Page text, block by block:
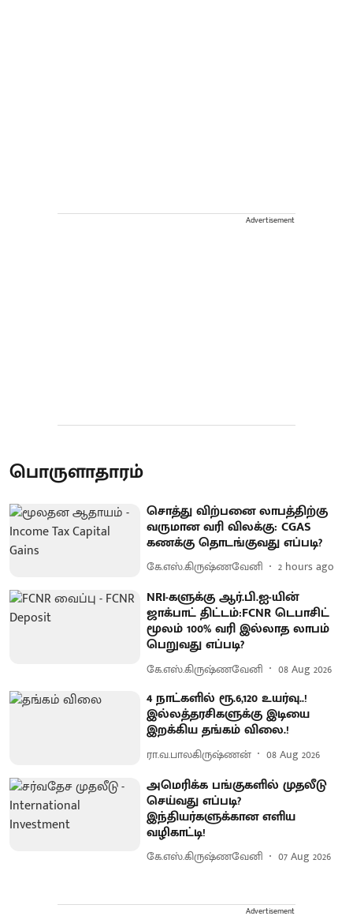
Advertisement
பொருளாதாரம்
சொத்து விற்பனை லாபத்திற்கு
வருமான வரி விலக்கு: CGAS
கணக்கு தொடங்குவது எப்படி?
கே.எஸ்.கிருஷ்ணவேனி 2 hours ago
NRI-களுக்கு ஆர்.பி.ஐ-யின்
ஜாக்பாட் திட்டம்:FCNR டெபாசிட்
மூலம் 100% வரி இல்லாத லாபம்
பெறுவது எப்படி?
கே.எஸ்.கிருஷ்ணவேனி 08 Aug 2026
4 நாட்களில் ரூ.6,120 உயர்வு..!
இல்லத்தரசிகளுக்கு இடியை
இறக்கிய தங்கம் விலை.!
ரா.வ.பாலகிருஷ்ணன் 08 Aug 2026
அமெரிக்க பங்குகளில் முதலீடு
செய்வது எப்படி?
இந்தியர்களுக்கான எளிய
வழிகாட்டி!
கே.எஸ்.கிருஷ்ணவேனி 07 Aug 2026
Advertisement